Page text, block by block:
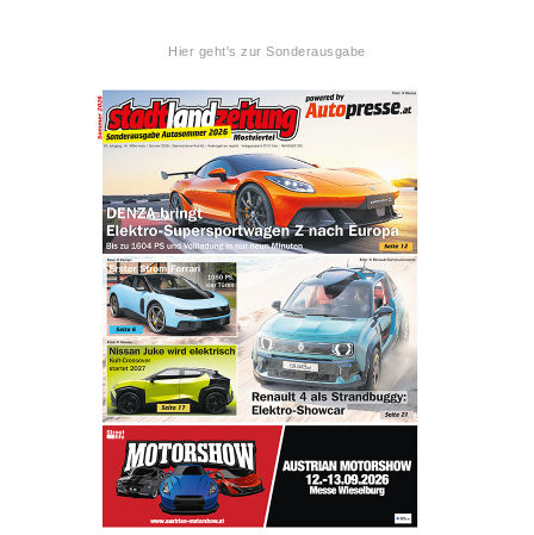
Hier geht's zur Sonderausgabe